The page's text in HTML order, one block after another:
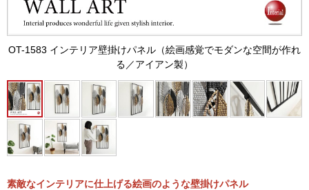
OT-1583 インテリア壁掛けパネル（絵画感覚でモダンな空間が作れ
る／アイアン製）
素敵なインテリアに仕上げる絵画のような壁掛けパネル